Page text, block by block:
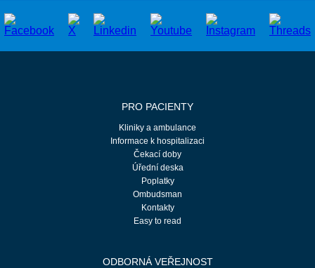
PRO PACIENTY
Kliniky a ambulance
Informace k hospitalizaci
Čekací doby
Úřední deska
Poplatky
Ombudsman
Kontakty
Easy to read
ODBORNÁ VEŘEJNOST